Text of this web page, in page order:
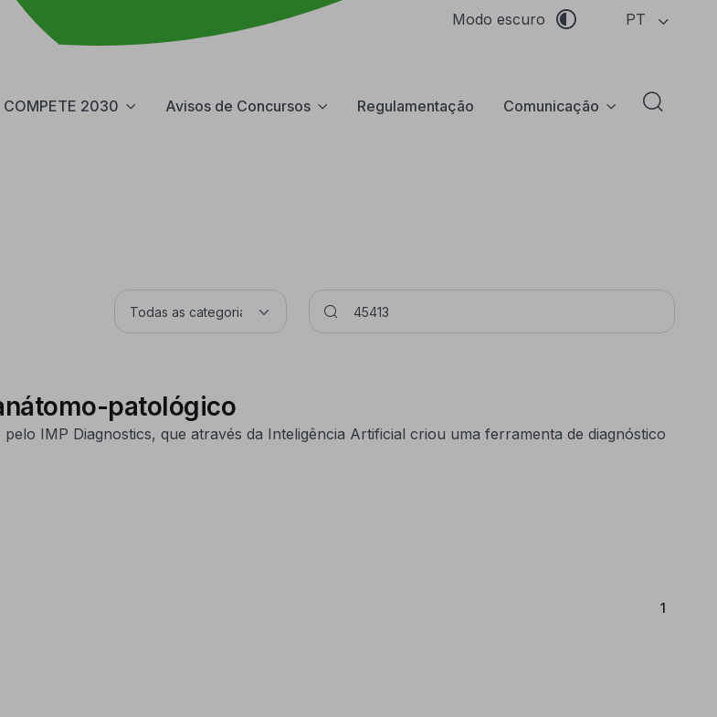
Modo escuro PT
COMPETE 2030 Avisos de Concursos Regulamentação Comunicação Abrir
patológico
IMP Diagnostics, que através da Inteligência Artificial criou uma ferramenta de diagnóstico
1(Atual)